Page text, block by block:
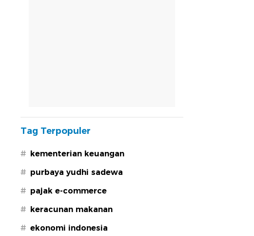
Tag Terpopuler
# kementerian keuangan
# purbaya yudhi sadewa
# pajak e-commerce
# keracunan makanan
# ekonomi indonesia